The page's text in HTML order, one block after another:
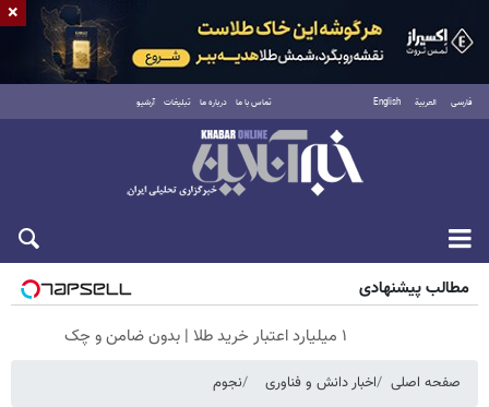
فارسی العربية English تماس با ما درباره ما تبلیغات آرشیو
جمعه ۱۶ مرداد ۱۴۰۵
مطالب پیشنهادی
۱ میلیارد اعتبار خرید طلا | بدون ضامن و چک
صفحه اصلی اخبار دانش و فناوری نجوم
×